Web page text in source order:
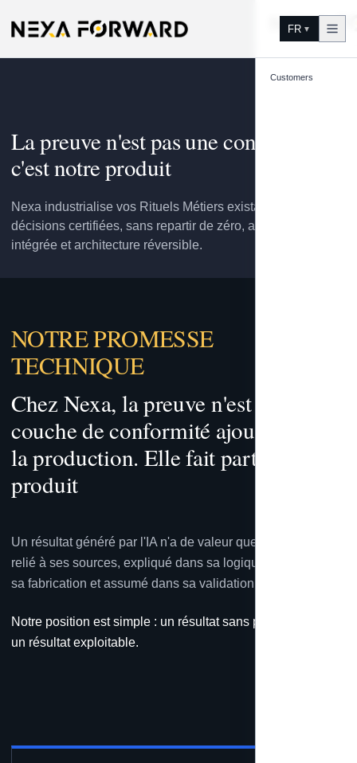
FR ▼
Customers
La preuve n'est pas une contrainte,
c'est notre produit
Nexa industrialise vos Rituels Métiers existants en
décisions certifiées, sans repartir de zéro, avec preuve
intégrée et architecture réversible.
NOTRE PROMESSE
TECHNIQUE
Chez Nexa, la preuve n'est pas une
couche de conformité ajoutée après
la production. Elle fait partie du
produit
Un résultat généré par l'IA n'a de valeur que s'il peut être
relié à ses sources, expliqué dans sa logique, tracé dans
sa fabrication et assumé dans sa validation.
Notre position est simple : un résultat sans preuve n'est pas
un résultat exploitable.